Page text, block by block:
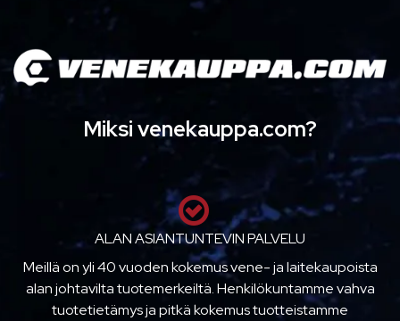
Miksi venekauppa.com?
ALAN ASIANTUNTEVIN PALVELU
Meillä on yli 40 vuoden kokemus vene- ja laitekaupoista
alan johtavilta tuotemerkeiltä. Henkilökuntamme vahva
tuotetietämys ja pitkä kokemus tuotteistamme